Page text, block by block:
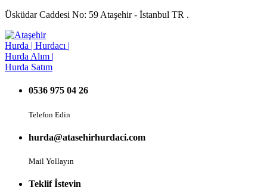
Üsküdar Caddesi No: 59 Ataşehir - İstanbul TR .
0536 975 04 26
Telefon Edin
hurda@atasehirhurdaci.com
Mail Yollayın
Teklif İsteyin